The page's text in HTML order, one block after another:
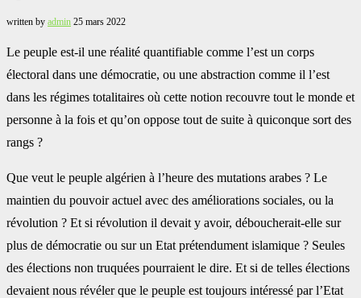
written by admin 25 mars 2022
Le peuple est-il une réalité quantifiable comme l’est un corps
électoral dans une démocratie, ou une abstraction comme il l’est
dans les régimes totalitaires où cette notion recouvre tout le monde et
personne à la fois et qu’on oppose tout de suite à quiconque sort des
rangs ?
Que veut le peuple algérien à l’heure des mutations arabes ? Le
maintien du pouvoir actuel avec des améliorations sociales, ou la
révolution ? Et si révolution il devait y avoir, déboucherait-elle sur
plus de démocratie ou sur un Etat prétendument islamique ? Seules
des élections non truquées pourraient le dire. Et si de telles élections
devaient nous révéler que le peuple est toujours intéressé par l’Etat